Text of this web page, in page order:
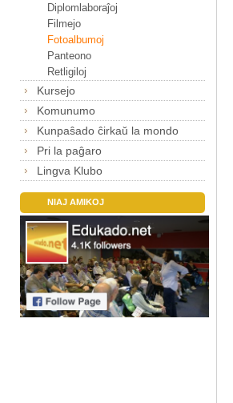
Diplomlaboraĵoj
Filmejo
Fotoalbumoj
Panteono
Retligiloj
Kursejo
Komunumo
Kunpaŝado ĉirkaŭ la mondo
Pri la paĝaro
Lingva Klubo
NIAJ AMIKOJ